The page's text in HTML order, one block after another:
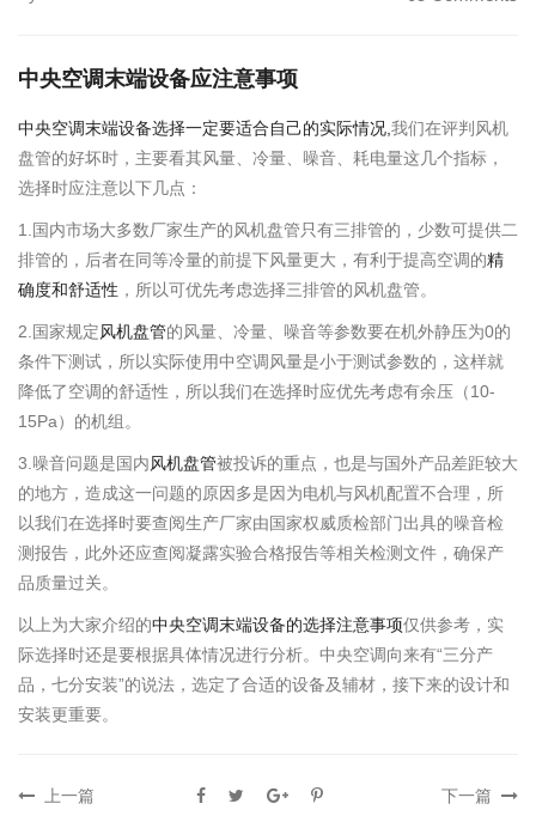
中央空调末端设备应注意事项
中央空调末端设备选择一定要适合自己的实际情况, 我们在评判风机
盘管的好坏时，主要看其风量、冷量、噪音、耗电量这几个指标，
选择时应注意以下几点：
1.国内市场大多数厂家生产的风机盘管只有三排管的，少数可提供二
排管的，后者在同等冷量的前提下风量更大，有利于提高空调的精
确度和舒适性 ，所以可优先考虑选择三排管的风机盘管。
2.国家规定风机盘管的风量、冷量、噪音等参数要在机外静压为0的
条件下测试，所以实际使用中空调风量是小于测试参数的，这样就
降低了空调的舒适性，所以我们在选择时应优先考虑有余压（10-
15Pa）的机组。
3.噪音问题是国内风机盘管被投诉的重点，也是与国外产品差距较大
的地方，造成这一问题的原因多是因为电机与风机配置不合理，所
以我们在选择时要查阅生产厂家由国家权威质检部门出具的噪音检
测报告，此外还应查阅凝露实验合格报告等相关检测文件，确保产
品质量过关。
以上为大家介绍的中央空调末端设备的选择注意事项仅供参考，实
际选择时还是要根据具体情况进行分析。中央空调向来有“三分产
品，七分安装”的说法，选定了合适的设备及辅材，接下来的设计和
安装更重要。
上一篇 下一篇